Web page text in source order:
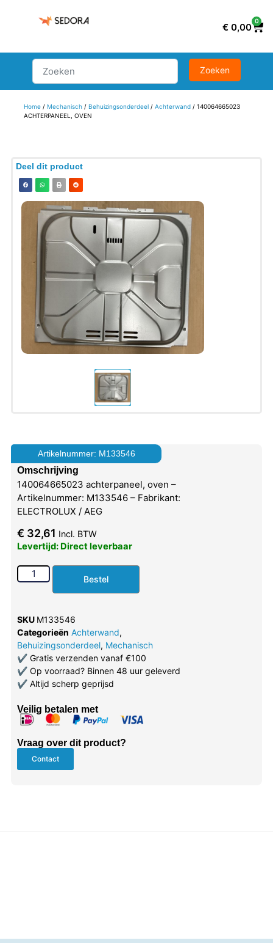
€ 0,00
0
Home/ Mechanisch/ Behuizingsonderdeel/ Achterwand/ 140064665023
ACHTERPANEEL, OVEN
Deel dit product
Artikelnummer: M133546
Omschrijving
140064665023 achterpaneel, oven –
Artikelnummer: M133546 – Fabrikant:
ELECTROLUX / AEG
€ 32,61 Incl. BTW
Levertijd: Direct leverbaar
Bestel
SKU M133546
Categorieën Achterwand,
Behuizingsonderdeel, Mechanisch
✔Gratis verzenden vanaf €100
✔Op voorraad? Binnen 48 uur geleverd
✔Altijd scherp geprijsd
Veilig betalen met
Vraag over dit product?
Contact